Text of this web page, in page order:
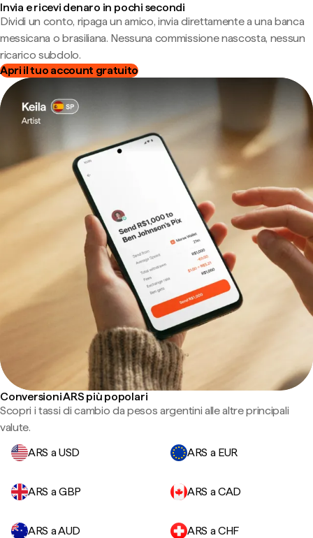
Invia e ricevi denaro in pochi secondi
Dividi un conto, ripaga un amico, invia direttamente a una banca
messicana o brasiliana. Nessuna commissione nascosta, nessun
ricarico subdolo.
Apri il tuo account gratuito
Conversioni ARS più popolari
Scopri i tassi di cambio da pesos argentini alle altre principali
valute.
ARS a USD
ARS a EUR
ARS a GBP ARS a CAD
ARS a AUD ARS a CHF